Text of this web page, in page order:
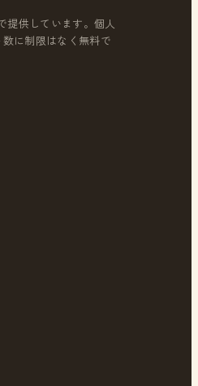
提供しています。個人
に制限はなく無料で